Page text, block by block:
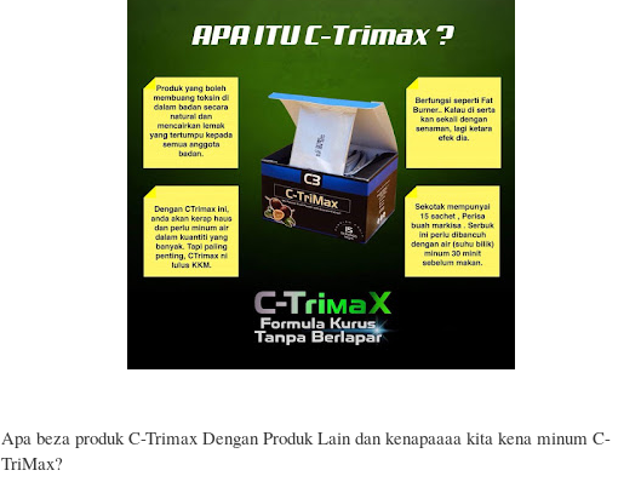
Apa beza produk C-Trimax Dengan Produk Lain dan kenapaaaa kita kena minum C-
TriMax?